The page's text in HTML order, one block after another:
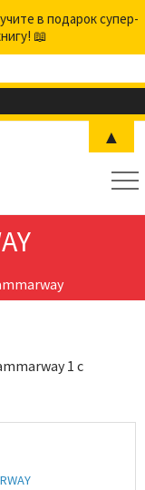
1 с
в подарок супер-
📖
▲